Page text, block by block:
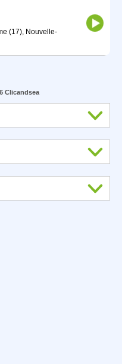
(17), Nouvelle-
Clicandsea